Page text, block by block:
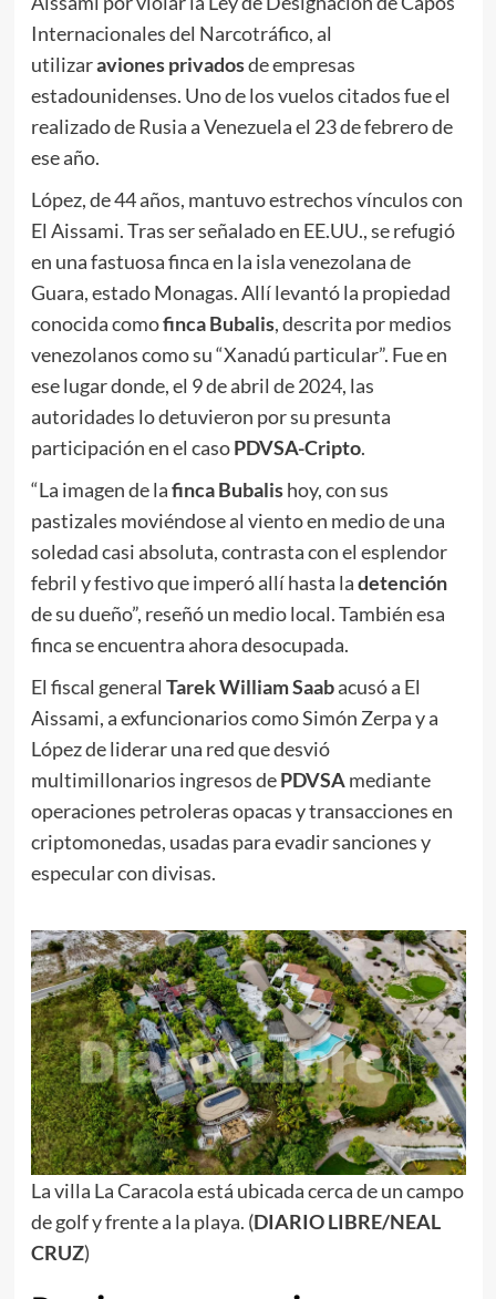
Internacionales del Narcotráfico, al
utilizaraviones privadosde empresas
estadounidenses. Uno de los vuelos citados fue el
realizado de Rusia a Venezuela el 23 de febrero de
ese año.
López, de 44 años, mantuvo estrechos vínculos con
El Aissami. Tras ser señalado en EE.UU., se refugió
en una fastuosa finca en la isla venezolana de
Guara, estado Monagas. Allí levantó la propiedad
conocida comofinca Bubalis, descrita por medios
venezolanos como su “Xanadú particular”. Fue en
ese lugar donde, el 9 de abril de 2024, las
autoridades lo detuvieron por su presunta
participación en el casoPDVSA-Cripto.
“La imagen de lafinca Bubalishoy, con sus
pastizales moviéndose al viento en medio de una
soledad casi absoluta, contrasta con el esplendor
febril y festivo que imperó allí hasta ladetención
de su dueño”, reseñó un medio local. También esa
finca se encuentra ahora desocupada.
El fiscal general Tarek William Saabacusó a El
Aissami, a exfuncionarios como Simón Zerpa y a
López de liderar una red que desvió
multimillonarios ingresos dePDVSAmediante
operaciones petroleras opacas y transacciones en
criptomonedas, usadas para evadir sanciones y
especular con divisas.
La villa La Caracola está ubicada cerca de un campo
de golf y frente a la playa. (DIARIO LIBRE/NEAL
CRUZ)